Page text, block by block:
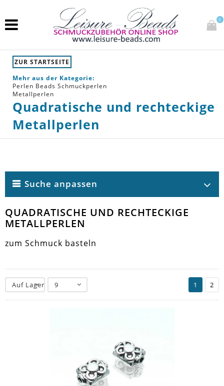
0
ZUR STARTSEITE
Mehr aus der Kategorie:
Perlen Beads Schmuckperlen
Metallperlen
Quadratische und rechteckige
Metallperlen
Suche anpassen
QUADRATISCHE UND RECHTECKIGE
METALLPERLEN
zum Schmuck basteln
Auf Lager 9 1 2